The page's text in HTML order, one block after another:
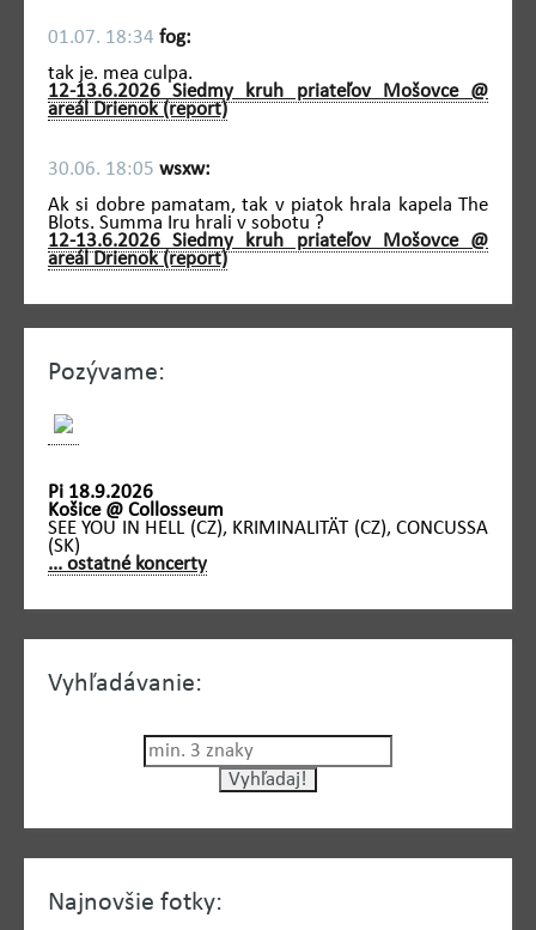
01.07. 18:34 fog:
tak je. mea culpa.
12-13.6.2026 Siedmy kruh priateľov Mošovce @
areál Drienok (report)
30.06. 18:05 wsxw:
Ak si dobre pamatam, tak v piatok hrala kapela The
Blots. Summa Iru hrali v sobotu ?
12-13.6.2026 Siedmy kruh priateľov Mošovce @
areál Drienok (report)
Pozývame:
Pi 18.9.2026
Košice @ Collosseum
SEE YOU IN HELL (CZ), KRIMINALITÄT (CZ), CONCUSSA
(SK)
... ostatné koncerty
Vyhľadávanie:
Najnovšie fotky: